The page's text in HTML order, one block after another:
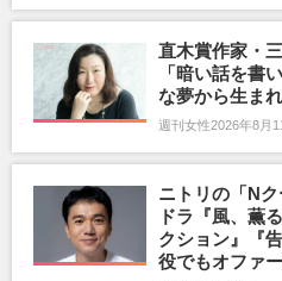
直木賞作家・
「暗い話を書
な夢から生ま
週刊女性2026年8月
ニトリの「N
ドラ『風、薫
クション』『
役でもオファ